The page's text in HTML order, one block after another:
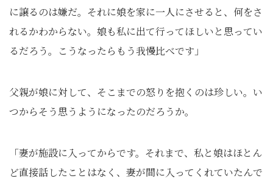
に譲るのは嫌だ。それに娘を家に一人にさせると、何をさ
れるかわからない。娘も私に出て行ってほしいと思ってい
るだろう。こうなったらもう我慢比べです」
父親が娘に対して、そこまでの怒りを抱くのは珍しい。い
つからそう思うようになったのだろうか。
「妻が施設に入ってからです。それまで、私と娘はほとん
ど直接話したことはなく、妻が間に入ってくれていたんで